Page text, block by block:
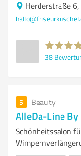
Herderstraße
38
5 Beauty
AlleDa-Line By
Schönheitssalon